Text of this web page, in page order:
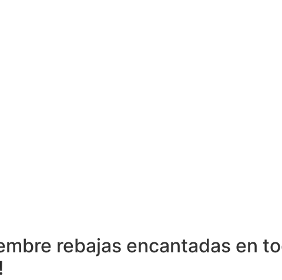
rebajas encantadas en